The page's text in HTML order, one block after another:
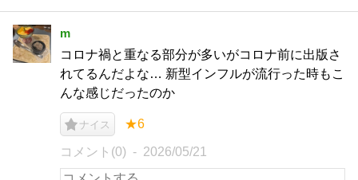
m
コロナ禍と重なる部分が多いがコロナ前に出版さ
れてるんだよな… 新型インフルが流行った時もこ
んな感じだったのか
ナイス ★6
コメント(0) 2026/05/21